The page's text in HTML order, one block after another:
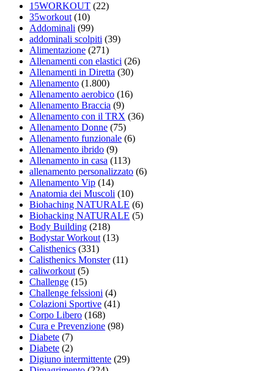
15WORKOUT (22)
35workout (10)
Addominali (99)
addominali scolpiti (39)
Alimentazione (271)
Allenamenti con elastici (26)
Allenamenti in Diretta (30)
Allenamento (1.800)
Allenamento aerobico (16)
Allenamento Braccia (9)
Allenamento con il TRX (36)
Allenamento Donne (75)
Allenamento funzionale (6)
Allenamento ibrido (9)
Allenamento in casa (113)
allenamento personalizzato (6)
Allenamento Vip (14)
Anatomia dei Muscoli (10)
Biohaching NATURALE (6)
Biohacking NATURALE (5)
Body Building (218)
Bodystar Workout (13)
Calisthenics (331)
Calisthenics Monster(11)
caliworkout (5)
Challenge (15)
Challenge felssioni (4)
Colazioni Sportive (41)
Corpo Libero (168)
Cura e Prevenzione (98)
Diabete (7)
Diabete (2)
Digiuno intermittente (29)